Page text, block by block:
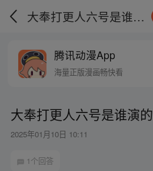
大奉打更人六号是谁演的
腾讯动漫App
海量正版漫画畅快看
大奉打更人六号是谁演的
2025年01月10日 10:11
1个回答